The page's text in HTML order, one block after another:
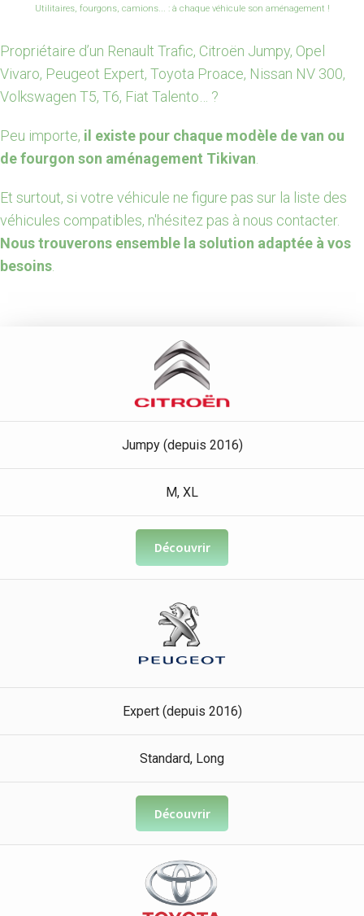
Utilitaires, fourgons, camions... : à chaque véhicule son aménagement !
Propriétaire d’un Renault Trafic, Citroën Jumpy, Opel
Vivaro, Peugeot Expert, Toyota Proace, Nissan NV 300,
Volkswagen T5, T6, Fiat Talento… ?
Peu importe, il existe pour chaque modèle de van ou
de fourgon son aménagement Tikivan
Et surtout, si votre véhicule ne figure pas sur la liste des
véhicules compatibles, n'hésitez pas à nous contacter.
Nous trouverons ensemble la solution adaptée à vos
besoins
Jumpy (depuis 2016)
M, XL
Découvrir
Expert (depuis 2016)
Standard, Long
Découvrir